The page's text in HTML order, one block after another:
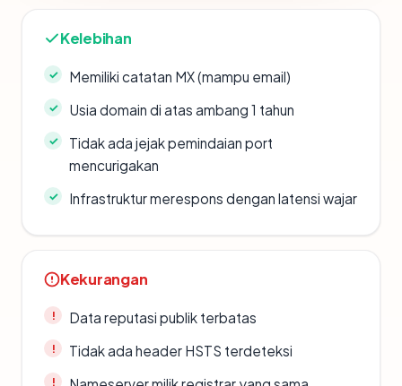
Kelebihan
Memiliki catatan MX (mampu email)
Usia domain di atas ambang 1 tahun
Tidak ada jejak pemindaian port
mencurigakan
Infrastruktur merespons dengan latensi wajar
Kekurangan
Data reputasi publik terbatas
Tidak ada header HSTS terdeteksi